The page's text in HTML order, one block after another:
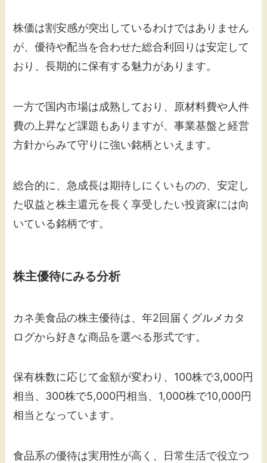
株価は割安感が突出しているわけではありません
が、優待や配当を合わせた総合利回りは安定して
おり、長期的に保有する魅力があります。
一方で国内市場は成熟しており、原材料費や人件
費の上昇など課題もありますが、事業基盤と経営
方針からみて守りに強い銘柄といえます。
総合的に、急成長は期待しにくいものの、安定し
た収益と株主還元を長く享受したい投資家には向
いている銘柄です。
株主優待にみる分析
カネ美食品の株主優待は、年2回届くグルメカタ
ログから好きな商品を選べる形式です。
保有株数に応じて金額が変わり、100株で3,000円
相当、300株で5,000円相当、1,000株で10,000円
相当となっています。
食品系の優待は実用性が高く、日常生活で役立つ